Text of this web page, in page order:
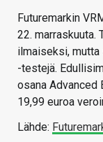
Futuremarkin
22. marraskuuta.
ilmaiseksi, mutta
-testejä.
osana Advanced
19,99 euroa
Lähde: